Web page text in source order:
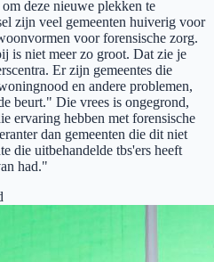
deze nieuwe plekken te
zijn veel gemeenten huiverig voor
voor forensische zorg.
is niet meer zo groot. Dat zie je
Er zijn gemeentes die
en andere problemen,
beurt." Die vrees is ongegrond,
ervaring hebben met forensische
dan gemeenten die dit niet
die uitbehandelde tbs'ers heeft
had."